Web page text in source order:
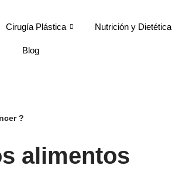
Cirugía Plástica Nutrición y Dietética
Blog
?
alimentos